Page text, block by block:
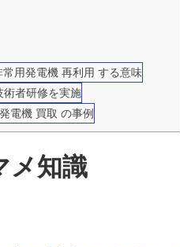
用発電機 再利用 する意味
術者研修を実施
電機 買取 の事例
メ知識